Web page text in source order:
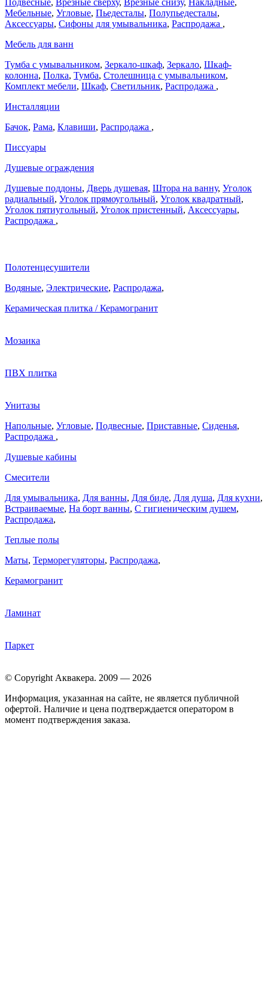
Подвесные, Врезные сверху, Врезные снизу, Накладные,
Мебельные, Угловые, Пьедесталы, Полупьедесталы,
Аксессуары, Сифоны для умывальника, Распродажа ,
Мебель для ванн
Тумба с умывальником, Зеркало-шкаф, Зеркало, Шкаф-
колонна, Полка, Тумба, Столешница с умывальником,
Комплект мебели, Шкаф, Светильник, Распродажа ,
Инсталляции
Бачок, Рама, Клавиши, Распродажа ,
Писсуары
Душевые ограждения
Душевые поддоны, Дверь душевая, Штора на ванну, Уголок
радиальный, Уголок прямоугольный, Уголок квадратный,
Уголок пятиугольный, Уголок пристенный, Аксессуары,
Распродажа ,
Полотенцесушители
Водяные, Электрические, Распродажа,
Керамическая плитка / Керамогранит
Мозаика
ПВХ плитка
Унитазы
Напольные, Угловые, Подвесные, Приставные, Сиденья,
Распродажа ,
Душевые кабины
Смесители
Для умывальника, Для ванны, Для биде, Для душа, Для кухни,
Встраиваемые, На борт ванны, C гигиеническим душем,
Распродажа,
Теплые полы
Маты, Терморегуляторы, Распродажа,
Керамогранит
Ламинат
Паркет
© Copyright Аквакера. 2009 — 2026
Информация, указанная на сайте, не является публичной
офертой. Наличие и цена подтверждается оператором в
момент подтверждения заказа.